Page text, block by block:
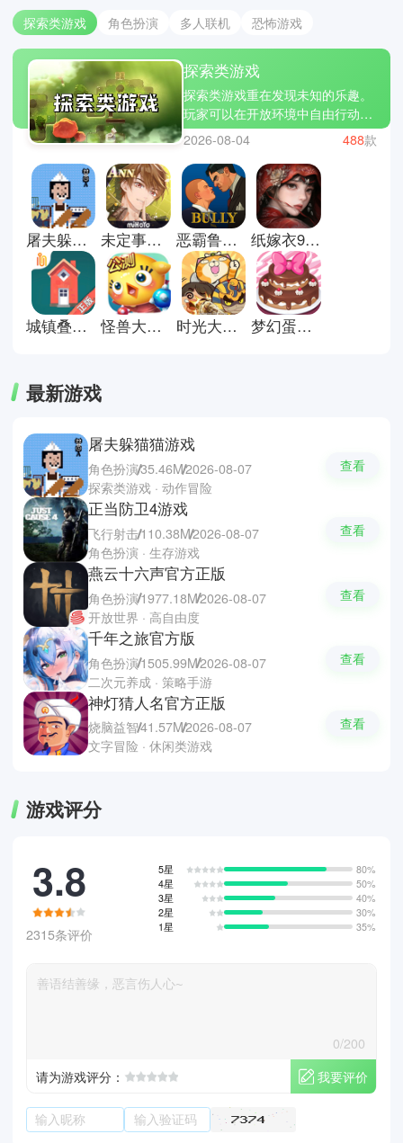
探索类游戏 角色扮演 多人联机 恐怖游戏
探索类游戏
探索类游戏重在发现未知的乐趣。
玩家可以在开放环境中自由行动，
寻找隐藏线索与故事碎片。没有过
多限制，更多是引导与提示，让人
逐步拼凑世界全貌。过程中既有安
静的观察，也有偶然的惊喜。适合
喜欢慢节奏与沉浸体验的人细细体
会。这里有些探索类游戏推荐；闪
耀小镇派对，石器时代生存和光合
战队。
2026-08-04 488款
屠夫躲猫猫游戏 未定事件簿官方版 恶霸鲁尼手机版 纸嫁衣9罗浮梦手游
城镇叠叠乐正版 怪兽大作战正版 时光大爆炸国际服 梦幻蛋糕店官方正版
最新游戏
屠夫躲猫猫游戏
角色扮演35.46M2026-08-07
探索类游戏 · 动作冒险
查看
正当防卫4游戏
飞行射击110.38M2026-08-07
角色扮演 · 生存游戏
查看
燕云十六声官方正版
角色扮演1977.18M2026-08-07
开放世界 · 高自由度
查看
千年之旅官方版
角色扮演1505.99M2026-08-07
二次元养成 · 策略手游
查看
神灯猜人名官方正版
烧脑益智41.57M2026-08-07
文字冒险 · 休闲类游戏
查看
游戏评分
3.8
2315条评价
5星
80%
4星
50%
3星
40%
2星
30%
1星
35%
0/200
请为游戏评分：
我要评价